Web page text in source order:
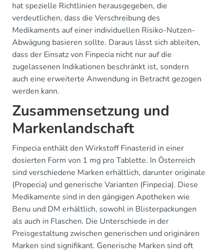
hat spezielle Richtlinien herausgegeben, die
verdeutlichen, dass die Verschreibung des
Medikaments auf einer individuellen Risiko-Nutzen-
Abwägung basieren sollte. Daraus lässt sich ableiten,
dass der Einsatz von Finpecia nicht nur auf die
zugelassenen Indikationen beschränkt ist, sondern
auch eine erweiterte Anwendung in Betracht gezogen
werden kann.
Zusammensetzung und
Markenlandschaft
Finpecia enthält den Wirkstoff Finasterid in einer
dosierten Form von 1 mg pro Tablette. In Österreich
sind verschiedene Marken erhältlich, darunter originale
(Propecia) und generische Varianten (Finpecia). Diese
Medikamente sind in den gängigen Apotheken wie
Benu und DM erhältlich, sowohl in Blisterpackungen
als auch in Flaschen. Die Unterschiede in der
Preisgestaltung zwischen generischen und originären
Marken sind signifikant. Generische Marken sind oft